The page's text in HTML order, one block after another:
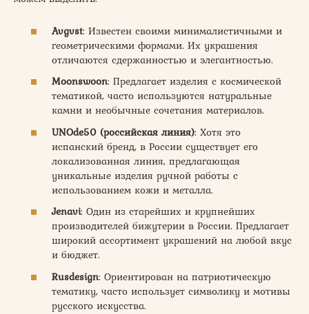
Avgvst: Известен своими минималистичными и
геометрическими формами. Их украшения
отличаются сдержанностью и элегантностью.
Moonswoon: Предлагает изделия с космической
тематикой, часто используются натуральные
камни и необычные сочетания материалов.
UNOde50 (российская линия): Хотя это
испанский бренд, в России существует его
локализованная линия, предлагающая
уникальные изделия ручной работы с
использованием кожи и металла.
Jenavi: Один из старейших и крупнейших
производителей бижутерии в России. Предлагает
широкий ассортимент украшений на любой вкус
и бюджет.
Rusdesign: Ориентирован на патриотическую
тематику, часто использует символику и мотивы
русского искусства.